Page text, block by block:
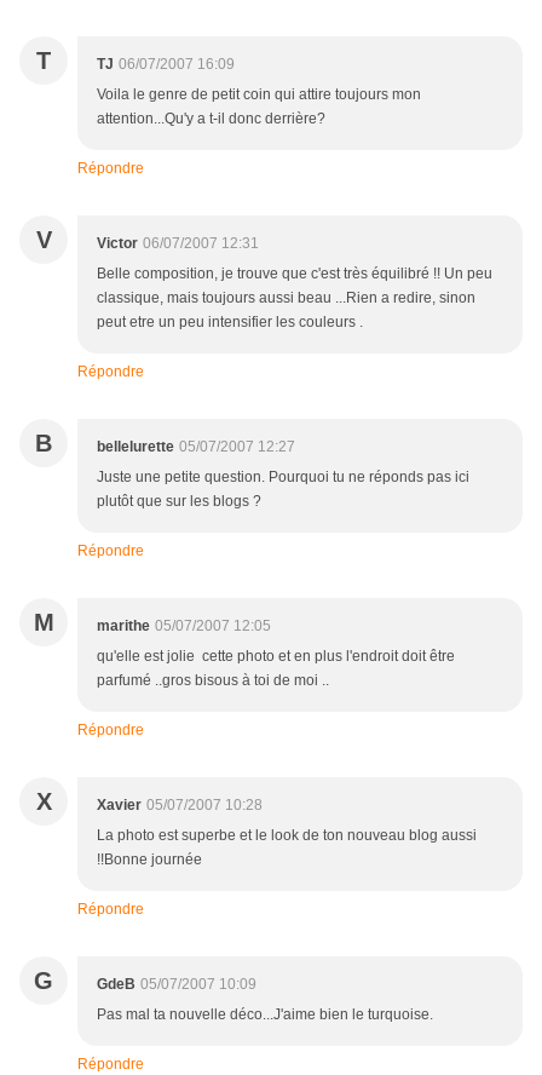
T TJ 06/07/2007 16:09
Voila le genre de petit coin qui attire toujours mon
attention...Qu'y a t-il donc derrière?
Répondre
V Victor 06/07/2007 12:31
Belle composition, je trouve que c'est très équilibré !! Un peu
classique, mais toujours aussi beau ...Rien a redire, sinon
peut etre un peu intensifier les couleurs .
Répondre
B bellelurette 05/07/2007 12:27
Juste une petite question. Pourquoi tu ne réponds pas ici
plutôt que sur les blogs ?
Répondre
M marithe 05/07/2007 12:05
qu'elle est jolie cette photo et en plus l'endroit doit être
parfumé ..gros bisous à toi de moi ..
Répondre
X Xavier 05/07/2007 10:28
La photo est superbe et le look de ton nouveau blog aussi
!!Bonne journée
Répondre
G GdeB 05/07/2007 10:09
Pas mal ta nouvelle déco...J'aime bien le turquoise.
Répondre